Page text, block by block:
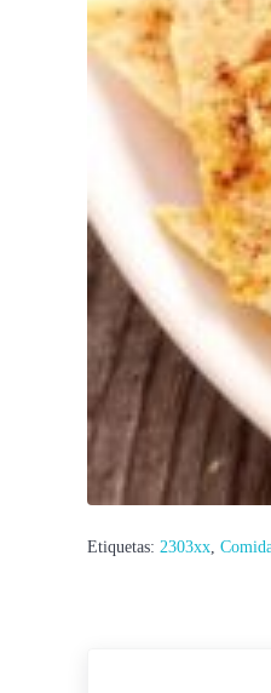
Etiquetas: 2303xx,